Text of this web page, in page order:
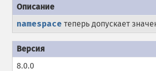
namespace теперь допускает
8.0.0